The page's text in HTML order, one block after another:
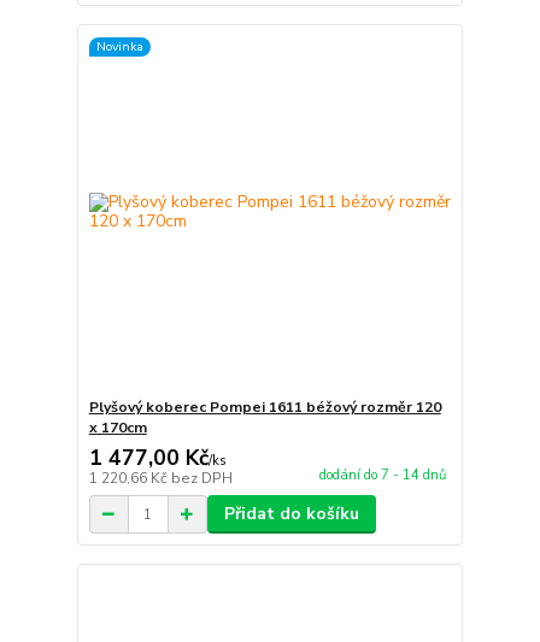
Novinka
Plyšový koberec Pompei 1611 béžový rozměr 120
x 170cm
1 477,00 Kč/ks
1 220,66 Kč bez DPH dodání do 7 - 14 dnů
Přidat do košíku